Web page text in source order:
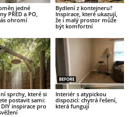
jedné
PŘED a PO,
ohromí
Bydlení z kontejneru?
Inspirace, které ukazují,
že i malý prostor může
být komfortní
sprchy, které si
postavit sami:
inspirace pro
Interiér s atypickou
dispozicí: chytrá řešení,
která fungují